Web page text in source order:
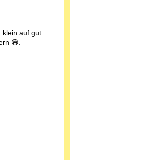
klein auf gut
😄.